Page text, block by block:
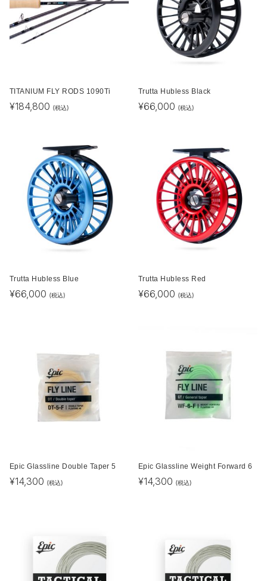
TITANIUM FLY RODS 1090Ti
¥184,800 (税込)
Trutta Hubless Black
¥66,000 (税込)
Trutta Hubless Blue
¥66,000 (税込)
Trutta Hubless Red
¥66,000 (税込)
Epic Glassline Double Taper 5
¥14,300 (税込)
Epic Glassline Weight Forward 6
¥14,300 (税込)